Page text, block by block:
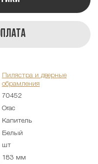
Пилястра и дверные
обрамления
70452
Orac
Капитель
Белый
шт
183 мм